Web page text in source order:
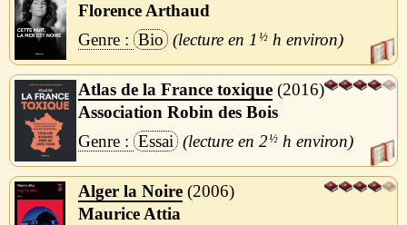
Florence Arthaud
Bio
1 ½ h
Atlas de la France toxique 2016
Association Robin des Bois
Essai
2½ h
Alger la Noire 2006
Maurice Attia